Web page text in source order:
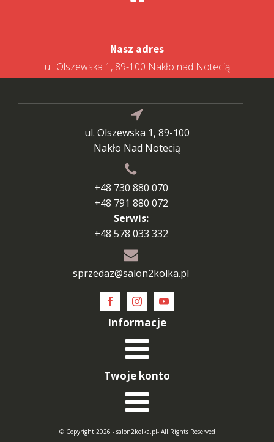
Nasz adres
ul. Olszewska 1, 89-100 Nakło nad Notecią
ul. Olszewska 1, 89-100
Nakło Nad Notecią
+48 730 880 070
+48 791 880 072
Serwis:
+48 578 033 332
sprzedaz@salon2kolka.pl
Informacje
Twoje konto
© Copyright 2026 - salon2kolka.pl- All Rights Reserved